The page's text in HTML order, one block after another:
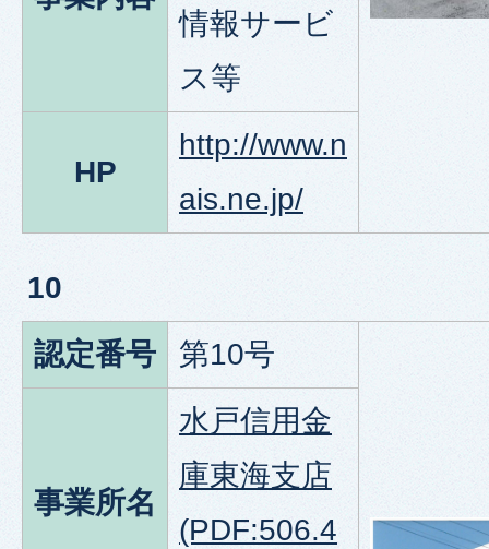
情報サービ
ス等
HP
http://www.n
ais.ne.jp/
10
認定番号
第10号
事業所名
水戸信用金
庫東海支店
(PDF:506.4